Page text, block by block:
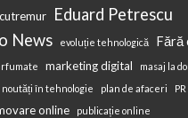
cutremur
Eduard Petrescu
News evoluție tehnologică Fără
marketing digital
masaj la
noutăți în tehnologie plan de afaceri
PR
online publicație online